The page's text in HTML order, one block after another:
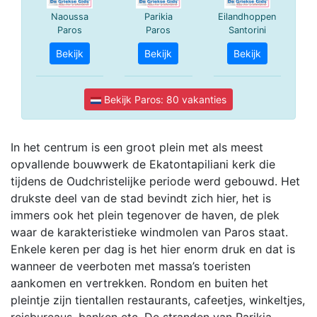
In het centrum is een groot plein met als meest
opvallende bouwwerk de Ekatontapiliani kerk die
tijdens de Oudchristelijke periode werd gebouwd. Het
drukste deel van de stad bevindt zich hier, het is
immers ook het plein tegenover de haven, de plek
waar de karakteristieke windmolen van Paros staat.
Enkele keren per dag is het hier enorm druk en dat is
wanneer de veerboten met massa’s toeristen
aankomen en vertrekken. Rondom en buiten het
pleintje zijn tientallen restaurants, cafeetjes, winkeltjes,